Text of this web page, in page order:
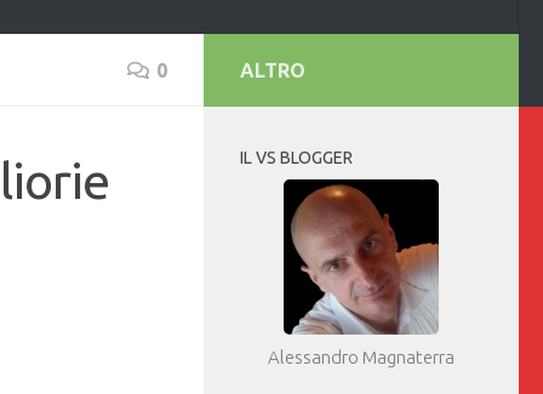
0 ALTRO
IL VS BLOGGER
Alessandro Magnaterra